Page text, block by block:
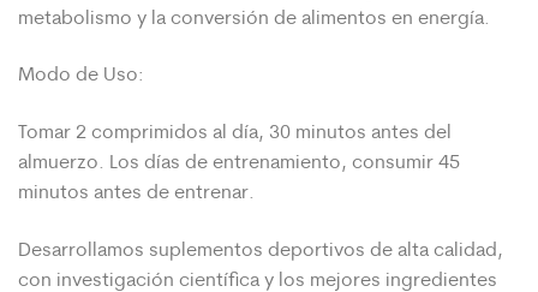
metabolismo y la conversión de alimentos en energía.
Modo de Uso:
Tomar 2 comprimidos al día, 30 minutos antes del
almuerzo. Los días de entrenamiento, consumir 45
minutos antes de entrenar.
Desarrollamos suplementos deportivos de alta calidad,
con investigación científica y los mejores ingredientes